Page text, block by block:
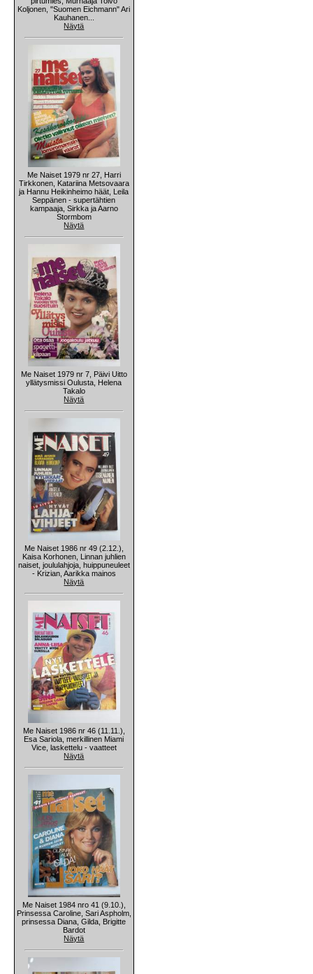
Koljonen, "Suomen Eichmann" Ari
Kauhanen...
Näytä
Me Naiset 1979 nr 27, Harri
Tirkkonen, Katariina Metsovaara
ja Hannu Heikinheimo häät, Leila
Seppänen - supertähtien
kampaaja, Sirkka ja Aarno
Stormbom
Näytä
Me Naiset 1979 nr 7, Päivi Uitto
yllätysmissi Oulusta, Helena
Takalo
Näytä
Me Naiset 1986 nr 49 (2.12.),
Kaisa Korhonen, Linnan juhlien
naiset, joululahjoja, huippuneuleet
- Krizian, Aarikka mainos
Näytä
Me Naiset 1986 nr 46 (11.11.),
Esa Sariola, merkillinen Miami
Vice, laskettelu - vaatteet
Näytä
Me Naiset 1984 nro 41 (9.10.),
Prinsessa Caroline, Sari Aspholm,
prinsessa Diana, Gilda, Brigitte
Bardot
Näytä